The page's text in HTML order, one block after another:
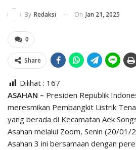
By Redaksi On Jan 21, 2025
0
Share
Dilihat : 167
ASAHAN – Presiden Republik
meresmikan Pembangkit Listrik
yang berada di Kecamatan Aek
Asahan melalui Zoom, Senin (20/01/
Asahan 3 ini bersamaan dengan